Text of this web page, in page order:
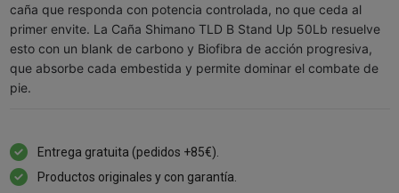
caña que responda con potencia controlada, no que ceda al
primer envite. La Caña Shimano TLD B Stand Up 50Lb resuelve
esto con un blank de carbono y Biofibra de acción progresiva,
que absorbe cada embestida y permite dominar el combate de
pie.
Entrega gratuita (pedidos +85€).
Productos originales y con garantía.